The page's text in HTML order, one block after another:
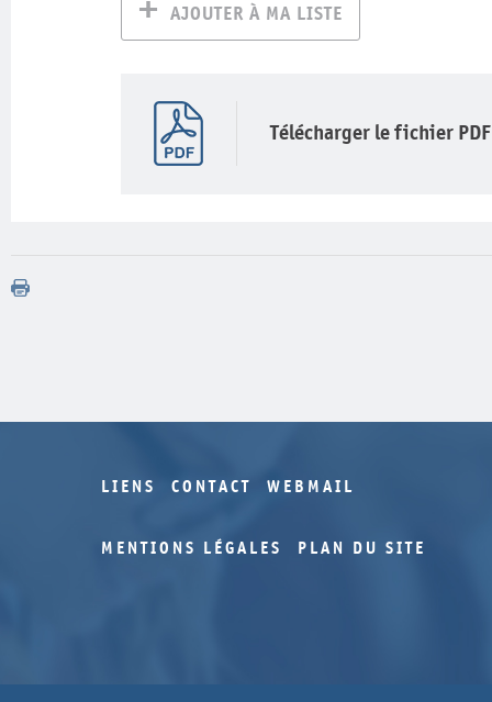
AJOUTER À MA LISTE
Télécharger le fichier PDF
LIENS CONTACT WEBMAIL
MENTIONS LÉGALES PLAN DU SITE